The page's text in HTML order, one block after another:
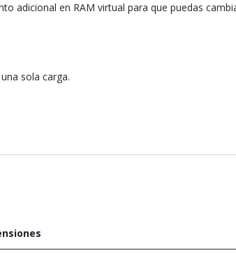
adicional en RAM virtual para que puedas
sola carga.